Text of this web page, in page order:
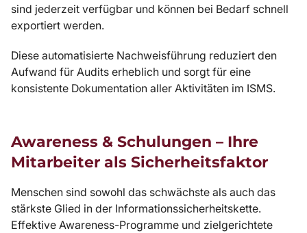
sind jederzeit verfügbar und können bei Bedarf schnell
exportiert werden.
Diese automatisierte Nachweisführung reduziert den
Aufwand für Audits erheblich und sorgt für eine
konsistente Dokumentation aller Aktivitäten im ISMS.
Awareness & Schulungen – Ihre
Mitarbeiter als Sicherheitsfaktor
Menschen sind sowohl das schwächste als auch das
stärkste Glied in der Informationssicherheitskette.
Effektive Awareness-Programme und zielgerichtete